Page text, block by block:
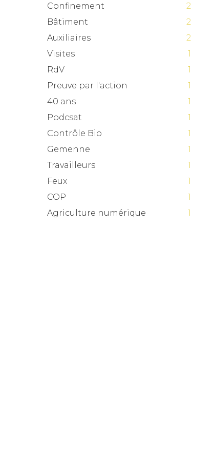
Confinement
2
Bâtiment
2
Auxiliaires
2
Visites
1
RdV
1
Preuve par l'action
1
40 ans
1
Podcsat
1
Contrôle Bio
1
Gemenne
1
Travailleurs
1
Feux
1
COP
1
Agriculture numérique
1